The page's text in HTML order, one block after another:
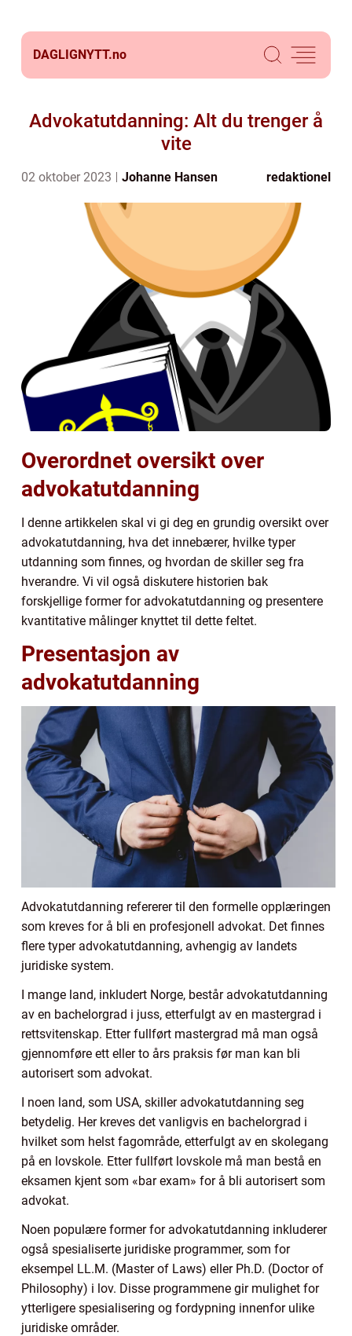
DAGLIGNYTT.no
Advokatutdanning: Alt du trenger å
vite
02 oktober 2023 Johanne Hansen redaktionel
Overordnet oversikt over
advokatutdanning
I denne artikkelen skal vi gi deg en grundig oversikt over
advokatutdanning, hva det innebærer, hvilke typer
utdanning som finnes, og hvordan de skiller seg fra
hverandre. Vi vil også diskutere historien bak
forskjellige former for advokatutdanning og presentere
kvantitative målinger knyttet til dette feltet.
Presentasjon av
advokatutdanning
Advokatutdanning refererer til den formelle opplæringen
som kreves for å bli en profesjonell advokat. Det finnes
flere typer advokatutdanning, avhengig av landets
juridiske system.
I mange land, inkludert Norge, består advokatutdanning
av en bachelorgrad i juss, etterfulgt av en mastergrad i
rettsvitenskap. Etter fullført mastergrad må man også
gjennomføre ett eller to års praksis før man kan bli
autorisert som advokat.
I noen land, som USA, skiller advokatutdanning seg
betydelig. Her kreves det vanligvis en bachelorgrad i
hvilket som helst fagområde, etterfulgt av en skolegang
på en lovskole. Etter fullført lovskole må man bestå en
eksamen kjent som «bar exam» for å bli autorisert som
advokat.
Noen populære former for advokatutdanning inkluderer
også spesialiserte juridiske programmer, som for
eksempel LL.M. (Master of Laws) eller Ph.D. (Doctor of
Philosophy) i lov. Disse programmene gir mulighet for
ytterligere spesialisering og fordypning innenfor ulike
juridiske områder.